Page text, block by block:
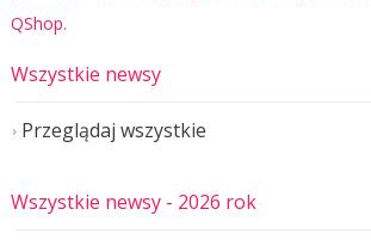
Wszystkie newsy
Przeglądaj wszystkie
Wszystkie newsy - 2026 rok
QShop.